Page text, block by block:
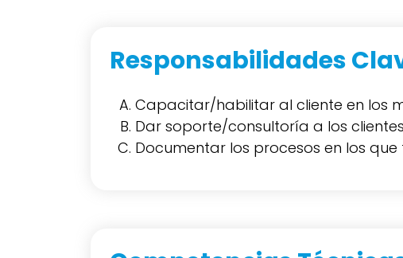
Responsabilidades
Capacitar/habilitar al cliente en los
Dar soporte/consultoría a los
Documentar los procesos en los